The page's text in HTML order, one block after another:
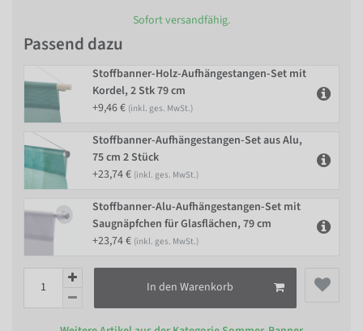
Sofort versandfähig.
Passend dazu
Stoffbanner-Holz-Aufhängestangen-Set mit
Kordel, 2 Stk 79 cm
+9,46 € (inkl. ges. MwSt.)
Stoffbanner-Aufhängestangen-Set aus Alu,
75 cm 2 Stück
+23,74 € (inkl. ges. MwSt.)
Stoffbanner-Alu-Aufhängestangen-Set mit
Saugnäpfchen für Glasflächen, 79 cm
+23,74 € (inkl. ges. MwSt.)
In den Warenkorb